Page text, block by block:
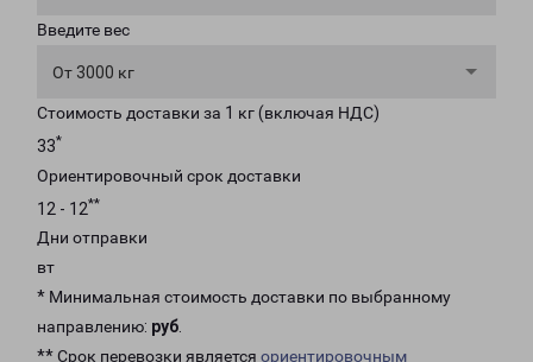
Введите вес
От 3000 кг
Стоимость доставки за 1 кг (включая НДС)
33*
Ориентировочный срок доставки
12 - 12**
Дни отправки
вт
* Минимальная стоимость доставки по выбранному
направлению: руб.
** Срок перевозки является ориентировочным